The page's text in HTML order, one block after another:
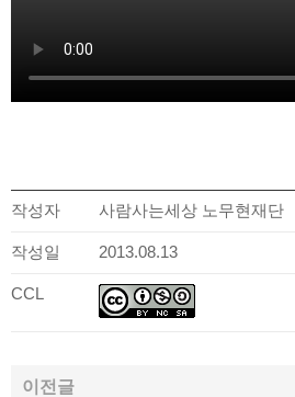
작성자 사람사는세상 노무현재단
작성일 2013.08.13
CCL
이전글